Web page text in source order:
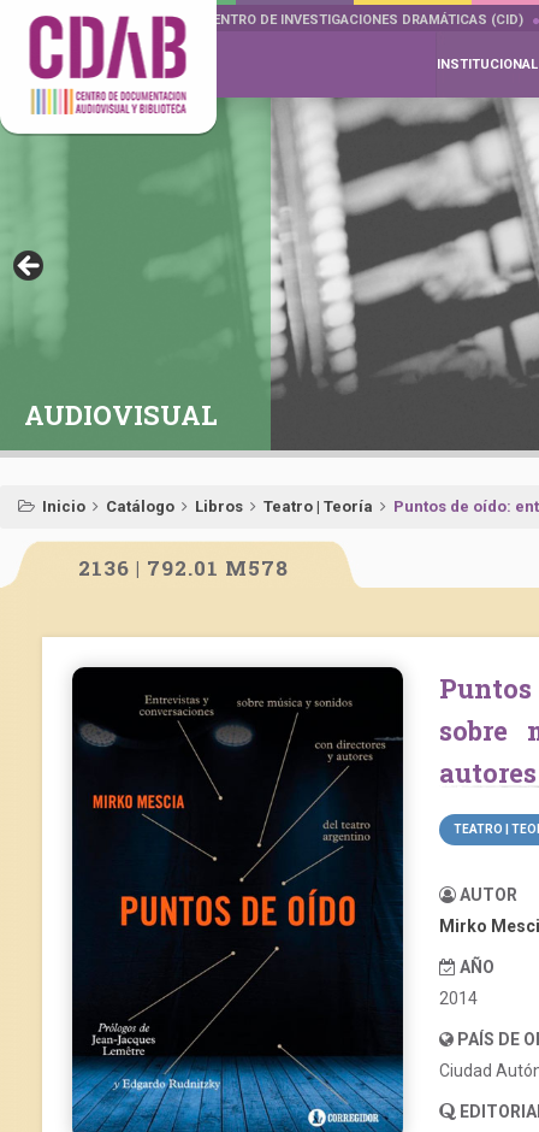
DOCUMENTA DRAMÁTICAS CENTRO DE INVESTIGACIONES DRAMÁTICAS (CID)
INSTITUCIONAL
AUDIOVISUAL
Inicio Catálogo Libros Teatro | Teoría Puntos de oído:
2136 | 792.01 M578
Puntos de oído: entrevistas y conversaciones
sobre
TEATRO |
AUTOR
Mirko
AÑO
2014
PAÍS DE
Ciudad